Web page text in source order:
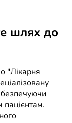
шлях до
"Лікарня
пацієнтам.